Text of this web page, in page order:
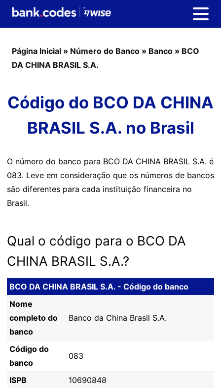
Página Inicial » Número do Banco » Banco » BCO
DA CHINA BRASIL S.A.
Código do BCO DA CHINA
BRASIL S.A. no Brasil
O número do banco para BCO DA CHINA BRASIL S.A. é
083. Leve em consideração que os números de bancos
são diferentes para cada instituição financeira no
Brasil.
Qual o código para o BCO DA
CHINA BRASIL S.A.?
BCO DA CHINA BRASIL S.A. - Código do banco
Nome
completo do
banco
Banco da China Brasil S.A.
Código do
banco
083
ISPB
10690848